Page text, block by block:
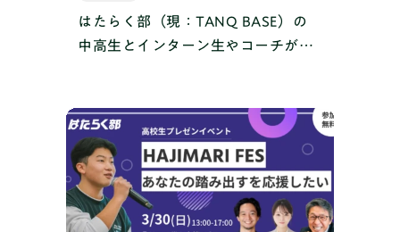
はたらく部（現：TANQ BASE）の
中高生とインターン生やコーチがリ
た！